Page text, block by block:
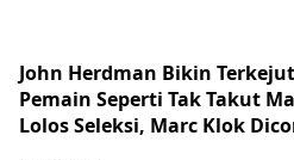
John Herdman Bikin
Pemain Seperti Tak Takut
Lolos Seleksi, Marc Klok